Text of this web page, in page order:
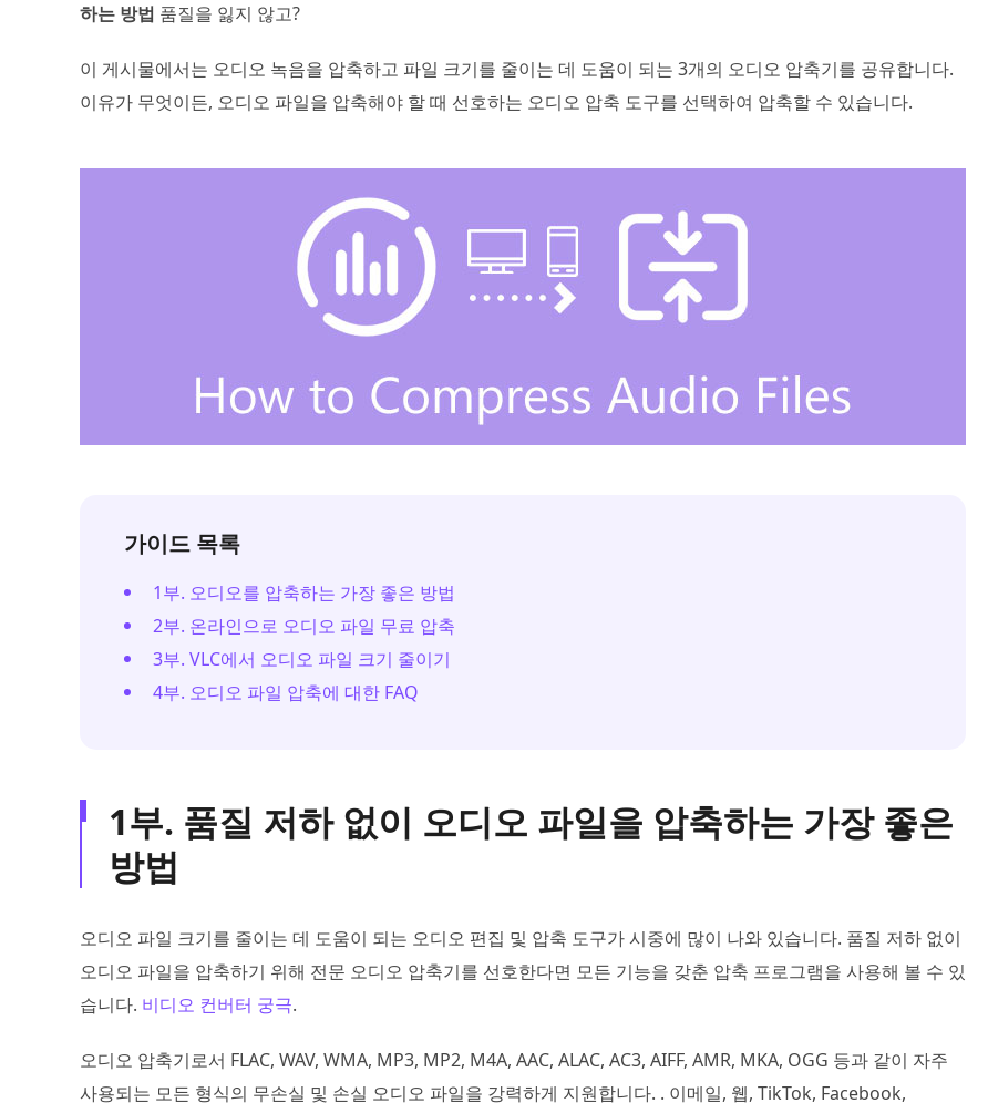
하는 방법 품질을 잃지 않고?
이 게시물에서는 오디오 녹음을 압축하고 파일 크기를 줄이는 데 도움이 되는 3개의 오디오 압축기를 공유합니다.
이유가 무엇이든, 오디오 파일을 압축해야 할 때 선호하는 오디오 압축 도구를 선택하여 압축할 수 있습니다.
가이드 목록
1부. 오디오를 압축하는 가장 좋은 방법
2부. 온라인으로 오디오 파일 무료 압축
3부. VLC에서 오디오 파일 크기 줄이기
4부. 오디오 파일 압축에 대한 FAQ
1부. 품질 저하 없이 오디오 파일을 압축하는 가장 좋은
방법
오디오 파일 크기를 줄이는 데 도움이 되는 오디오 편집 및 압축 도구가 시중에 많이 나와 있습니다. 품질 저하 없이
오디오 파일을 압축하기 위해 전문 오디오 압축기를 선호한다면 모든 기능을 갖춘 압축 프로그램을 사용해 볼 수 있
습니다. 비디오 컨버터 궁극.
오디오 압축기로서 FLAC, WAV, WMA, MP3, MP2, M4A, AAC, ALAC, AC3, AIFF, AMR, MKA, OGG 등과 같이 자주
사용되는 모든 형식의 무손실 및 손실 오디오 파일을 강력하게 지원합니다. . 이메일, 웹, TikTok, Facebook,